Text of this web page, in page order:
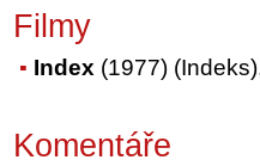
Filmy
Index (1977)
Komentáře